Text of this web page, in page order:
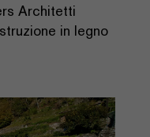
Architetti
in legno